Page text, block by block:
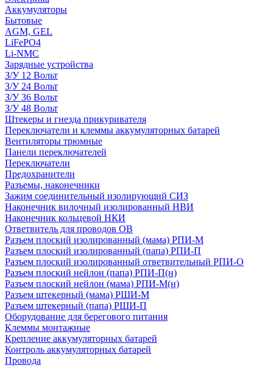
Аккумуляторы
Бытовые
AGM, GEL
LiFePO4
Li-NMC
Зарядные устройства
З/У 12 Вольт
З/У 24 Вольт
З/У 36 Вольт
З/У 48 Вольт
Штекеры и гнезда прикуривателя
Переключатели и клеммы аккумуляторных батарей
Вентиляторы трюмные
Панели переключателей
Переключатели
Предохранители
Разъемы, наконечники
Зажим соединительный изолирующий СИЗ
Наконечник вилочный изолированный НВИ
Наконечник кольцевой НКИ
Ответвитель для проводов ОВ
Разъем плоский изолированный (мама) РПИ-М
Разъем плоский изолированный (папа) РПИ-П
Разъем плоский изолированный ответвительный РПИ-О
Разъем плоский нейлон (папа) РПИ-П(н)
Разъем плоский нейлон (мама) РПИ-М(н)
Разъем штекерный (мама) РШИ-М
Разъем штекерный (папа) РШИ-П
Оборудование для берегового питания
Клеммы монтажные
Крепление аккумуляторных батарей
Контроль аккумуляторных батарей
Провода